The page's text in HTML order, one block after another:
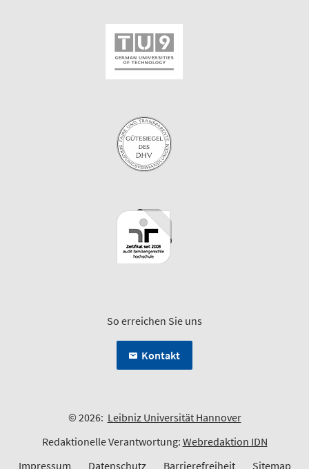
So erreichen Sie uns
Kontakt
© 2026: Leibniz Universität Hannover
Redaktionelle Verantwortung: Webredaktion IDN
Impressum
Datenschutz Barrierefreiheit Sitemap